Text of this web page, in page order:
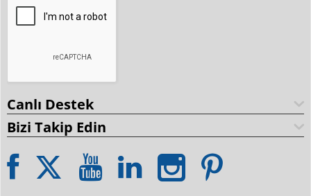
Canlı Destek
Bizi Takip Edin